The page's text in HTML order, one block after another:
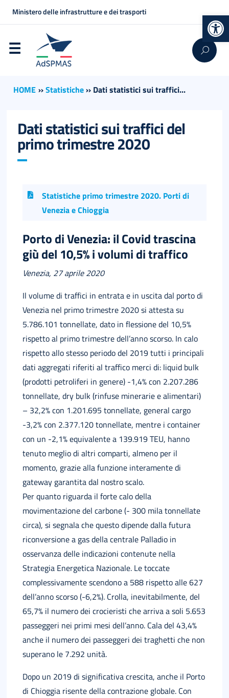
Ministero delle infrastrutture e dei trasporti
HOME ››Statistiche›› Dati statistici sui traffici...
Dati statistici sui traffici del
primo trimestre 2020
Statistiche primo trimestre 2020. Porti di
Venezia e Chioggia
Porto di Venezia: il Covid trascina
giù del 10,5% i volumi di traffico
Venezia, 27 aprile 2020
Il volume di traffici in entrata e in uscita dal porto di
Venezia nel primo trimestre 2020 si attesta su
5.786.101 tonnellate, dato in flessione del 10,5%
rispetto al primo trimestre dell’anno scorso. In calo
rispetto allo stesso periodo del 2019 tutti i principali
dati aggregati riferiti al traffico merci di: liquid bulk
(prodotti petroliferi in genere) -1,4% con 2.207.286
tonnellate, dry bulk (rinfuse minerarie e alimentari)
– 32,2% con 1.201.695 tonnellate, general cargo
-3,2% con 2.377.120 tonnellate, mentre i container
con un -2,1% equivalente a 139.919 TEU, hanno
tenuto meglio di altri comparti, almeno per il
momento, grazie alla funzione interamente di
gateway garantita dal nostro scalo.
Per quanto riguarda il forte calo della
movimentazione del carbone (- 300 mila tonnellate
circa), si segnala che questo dipende dalla futura
riconversione a gas della centrale Palladio in
osservanza delle indicazioni contenute nella
Strategia Energetica Nazionale. Le toccate
complessivamente scendono a 588 rispetto alle 627
dell’anno scorso (-6,2%). Crolla, inevitabilmente, del
65,7% il numero dei crocieristi che arriva a soli 5.653
passeggeri nei primi mesi dell’anno. Cala del 43,4%
anche il numero dei passeggeri dei traghetti che non
superano le 7.292 unità.
Dopo un 2019 di significativa crescita, anche il Porto
di Chioggia risente della contrazione globale. Con